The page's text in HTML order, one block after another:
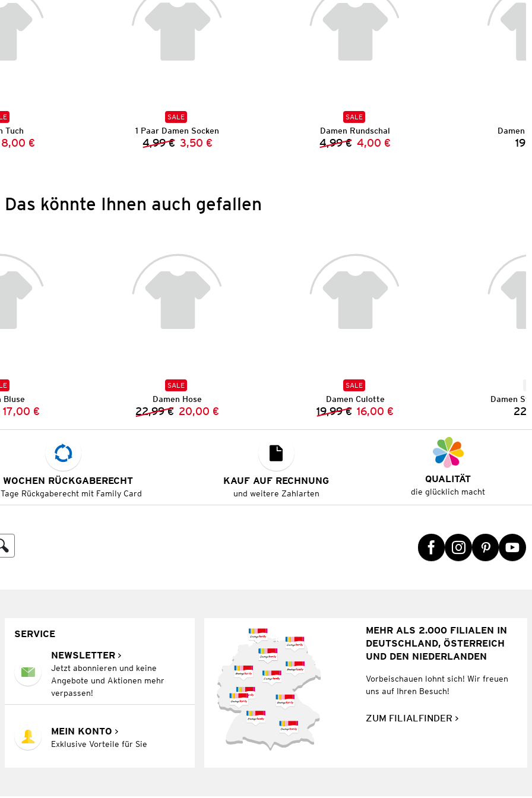
Tuch
Preis:
Preis:
8,00 €
SALE
1 Paar Damen Socken
Vorheriger Preis:
4,99 € Neuer Preis:
3,50 €
SALE
Damen Rundschal
Vorheriger Preis:
4,99 € Neuer Preis:
4,00 €
Damen
Das könnte Ihnen auch gefallen
Bluse
Preis:
Preis:
17,00 €
SALE
Damen Hose
Vorheriger Preis:
22,99 € Neuer Preis:
20,00 €
SALE
Damen Culotte
Vorheriger Preis:
19,99 € Neuer Preis:
16,00 €
Damen
RÜCKGABERECHT
Rückgaberecht mit Family Card
KAUF AUF RECHNUNG
und weitere Zahlarten
QUALITÄT
die glücklich macht
SERVICE
NEWSLETTER
Jetzt abonnieren und keine
Angebote und Aktionen mehr
verpassen!
MEIN KONTO
Exklusive Vorteile für Sie
MEHR ALS 2.000 FILIALEN IN
DEUTSCHLAND, ÖSTERREICH
UND DEN NIEDERLANDEN
Vorbeischauen lohnt sich! Wir freuen
uns auf Ihren Besuch!
ZUM FILIALFINDER